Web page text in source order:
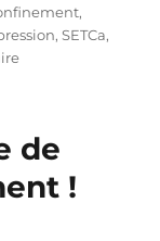
,
,SETCa,
sur
dans
magasins
de
!